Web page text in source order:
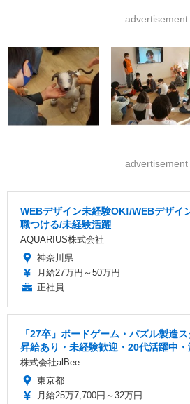
advertisement
advertisement
WEBデザイン未経験OK!/WEBデザイ
職つける/未経験活躍
AQUARIUS株式会社
神奈川県
月給27万円～50万円
正社員
「27卒」ボードゲーム・パズル製造
昇給あり・未経験歓迎・20代活躍中・
株式会社alBee
東京都
月給25万7,700円～32万円